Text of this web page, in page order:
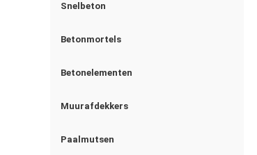
Snelbeton
Betonmortels
Betonelementen
Muurafdekkers
Paalmutsen